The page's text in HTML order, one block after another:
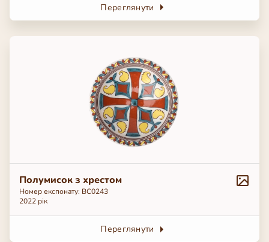
Переглянути
Полумисок з хрестом
Номер експонату: ВС0243
2022 рік
Переглянути